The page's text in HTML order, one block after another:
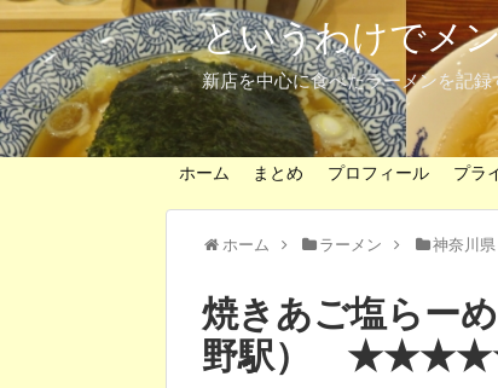
というわけでメ
新店を中心に食べたラーメンを記
ホーム まとめ プロフィール プラ
ホーム ラーメン 神奈川県
焼きあご塩らー
野駅）